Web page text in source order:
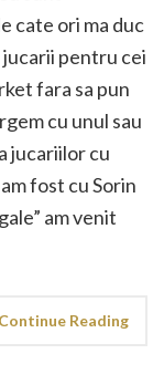
cate ori ma duc
jucarii pentru cei
fara sa pun
cu unul sau
jucariilor cu
fost cu Sorin
am venit
Continue Reading